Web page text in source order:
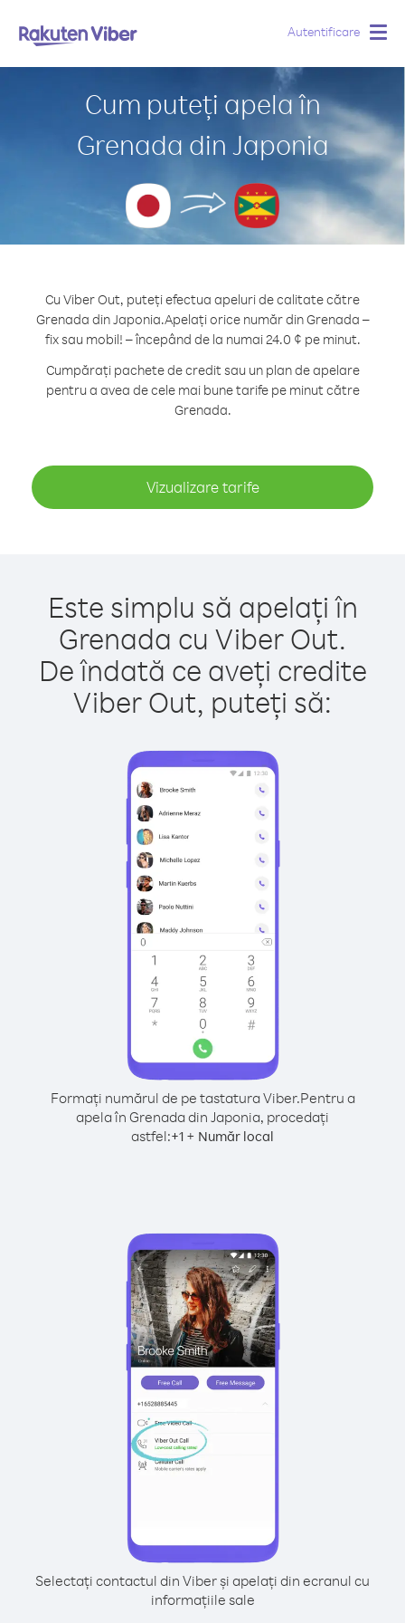
Autentificare
Cum puteți apela în
Grenada din Japonia
Cu Viber Out, puteți efectua apeluri de calitate către
Grenada din Japonia.Apelați orice număr din Grenada –
fix sau mobil! – începând de la numai 24.0 ¢ pe minut.
Cumpărați pachete de credit sau un plan de apelare
pentru a avea de cele mai bune tarife pe minut către
Grenada.
Vizualizare tarife
Este simplu să apelați în
Grenada cu Viber Out.
De îndată ce aveți credite
Viber Out, puteți să:
Formați numărul de pe tastatura Viber.Pentru a
apela în Grenada din Japonia, procedați
astfel:+1 + Număr local
Selectați contactul din Viber și apelați din ecranul cu
informațiile sale